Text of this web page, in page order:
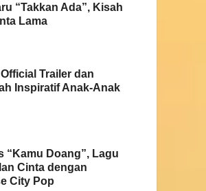
“Takkan Ada”, Kisah
Lama
Trailer dan
Inspiratif Anak-Anak
“Kamu Doang”, Lagu
Cinta dengan
City Pop